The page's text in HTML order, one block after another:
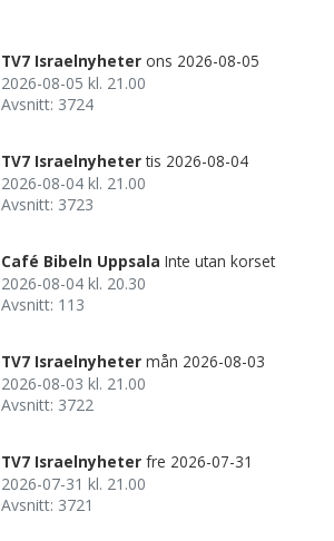
TV7 Israelnyheter ons 2026-08-05
2026-08-05 kl. 21.00
Avsnitt: 3724
TV7 Israelnyheter tis 2026-08-04
2026-08-04 kl. 21.00
Avsnitt: 3723
Café Bibeln Uppsala Inte utan korset
2026-08-04 kl. 20.30
Avsnitt: 113
TV7 Israelnyheter mån 2026-08-03
2026-08-03 kl. 21.00
Avsnitt: 3722
TV7 Israelnyheter fre 2026-07-31
2026-07-31 kl. 21.00
Avsnitt: 3721